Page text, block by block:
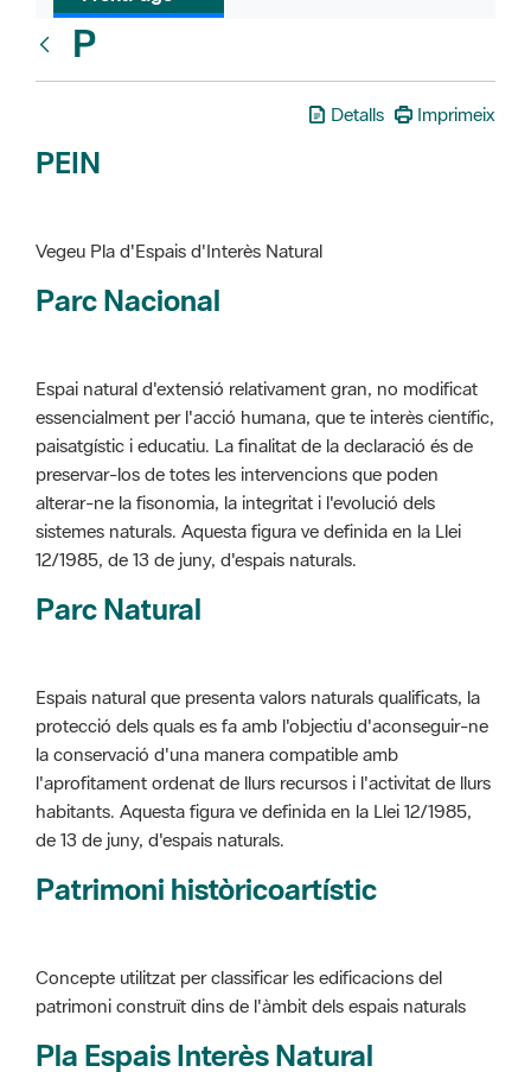
PEIN
Vegeu Pla d'Espais d'Interès Natural
Espai natural d'extensió relativament gran, no modificat
preservar-los de totes les intervencions que poden
alterar-ne la fisonomia, la integritat i l'evolució dels
sistemes naturals. Aquesta figura ve definida en la Llei
12/1985, de 13 de juny, d'espais naturals.
Parc Natural
Espais natural que presenta valors naturals qualificats, la
l'aprofitament ordenat de llurs recursos i l'activitat de llurs
habitants. Aquesta figura ve definida en la Llei 12/1985,
de 13 de juny, d'espais naturals.
Patrimoni històricoartístic
Concepte utilitzat per classificar les edificacions del
Pla Espais Interès Natural
És un pla territorial sectorial que delimita un conjunt